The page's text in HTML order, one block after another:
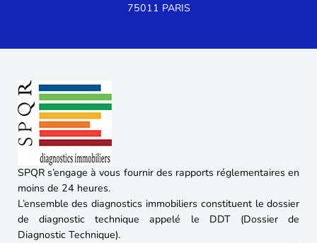
75011 PARIS
SPQR s’engage à vous fournir des rapports réglementaires en
moins de 24 heures.
L’ensemble des diagnostics immobiliers constituent le dossier
de diagnostic technique appelé le DDT (Dossier de
Diagnostic Technique).